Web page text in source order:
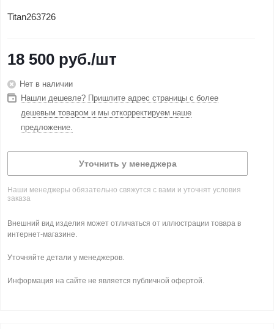
Titan263726
18 500 руб./шт
Нет в наличии
Нашли дешевле? Пришлите адрес страницы с более
дешевым товаром и мы откорректируем наше
предложение.
Уточнить у менеджера
Наши менеджеры обязательно свяжутся с вами и уточнят условия
заказа
Внешний вид изделия может отличаться от иллюстрации товара в
интернет-магазине.
Уточняйте детали у менеджеров.
Информация на сайте не является публичной офертой.